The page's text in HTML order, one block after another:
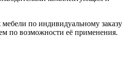
по индивидуальному заказу
по возможности её применения.